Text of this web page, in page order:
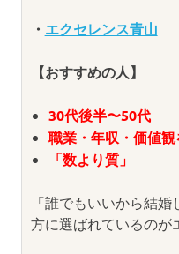
・ エクセレンス青山
【おすすめの人】
30代後半〜50代
職業・年収・価値
「数より質」
「誰でもいいから結
方に選ばれているのが